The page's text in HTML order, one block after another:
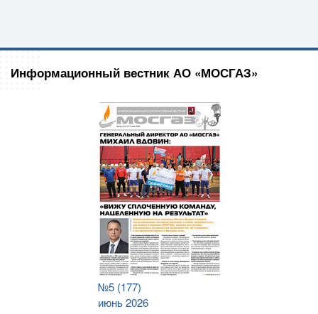
Информационный вестник АО «МОСГАЗ»
№5 (177)
июнь 2026